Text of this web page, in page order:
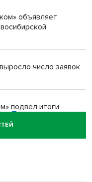
вошли в топ-16
в Искитиме
объявляет
число заявок
подвел итоги